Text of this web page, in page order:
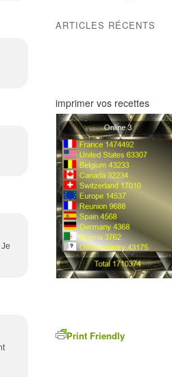
ARTICLES RÉCENTS
imprimer vos recettes
Print Friendly